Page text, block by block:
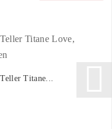
Titane...